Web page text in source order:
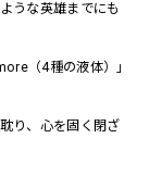
うな英雄までにも
（4種の液体）」
り、心を固く閉ざ